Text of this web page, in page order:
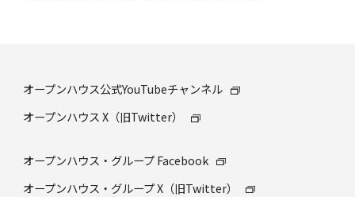
オープンハウス公式YouTubeチャンネル
オープンハウス X（旧Twitter）
オープンハウス・グループ Facebook
オープンハウス・グループ X（旧Twitter）